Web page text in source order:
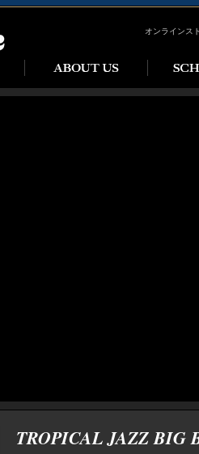
オンラインス
TROPICAL JAZZ BIG